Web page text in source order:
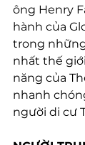
ông Henry
hành của
trong
nhất thế
năng của
nhanh
người di cư